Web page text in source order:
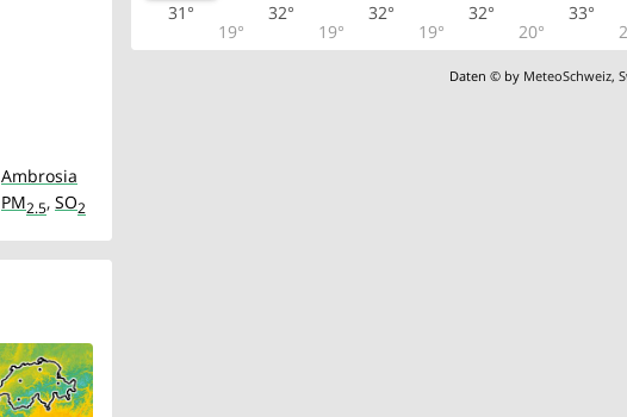
Ambrosia
PM2.5, SO2
31°
19°
32°
19°
32°
19°
32°
20°
33°
Daten © by MeteoSchweiz,